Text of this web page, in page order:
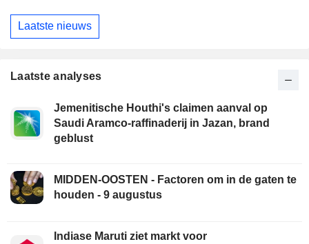
Laatste nieuws
Laatste analyses
Jemenitische Houthi's claimen aanval op
Saudi Aramco-raffinaderij in Jazan, brand
geblust
MIDDEN-OOSTEN - Factoren om in de gaten te
houden - 9 augustus
Indiase Maruti ziet markt voor